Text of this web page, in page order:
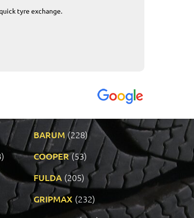
tyre exchange.
BARUM (228)
COOPER (53)
FULDA (205)
GRIPMAX (232)